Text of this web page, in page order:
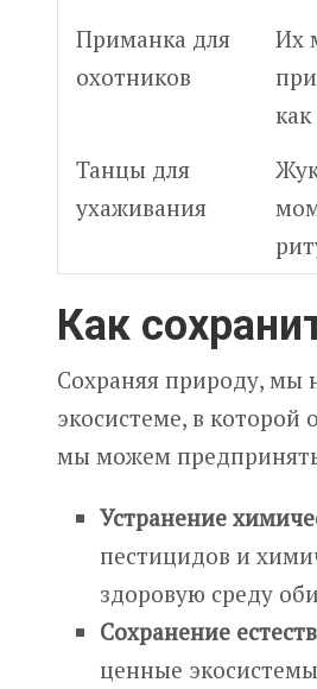
Приманка для
охотников
Их
Танцы для
ухаживания
Как
Сохраняя природу, мы
экосистеме, в которой
мы можем
Устранение
пестицидов и
здоровую среду
Сохранение
ценные